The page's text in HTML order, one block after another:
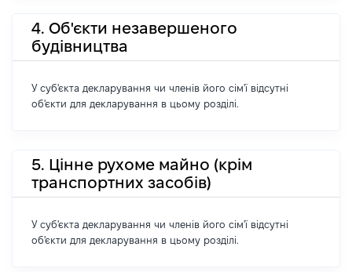
4. Об'єкти незавершеного
будівництва
У суб'єкта декларування чи членів його сім'ї відсутні
об'єкти для декларування в цьому розділі.
5. Цінне рухоме майно (крім
транспортних засобів)
У суб'єкта декларування чи членів його сім'ї відсутні
об'єкти для декларування в цьому розділі.